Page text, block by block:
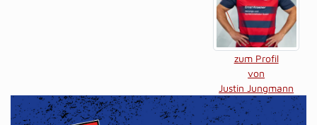
zum Profil
von
Justin Jungmann